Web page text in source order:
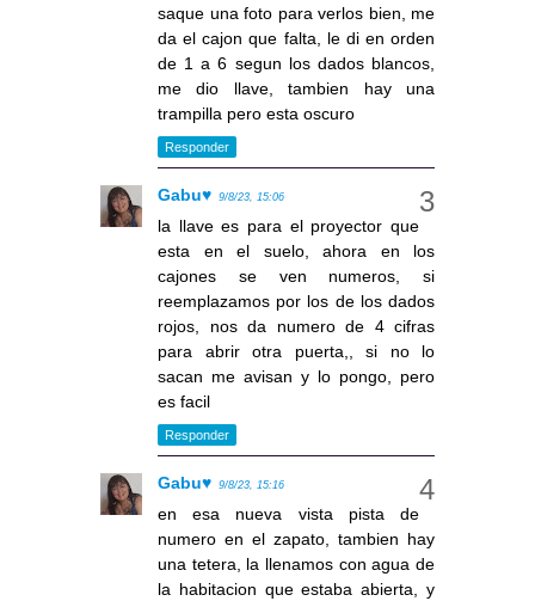
saque una foto para verlos bien, me
da el cajon que falta, le di en orden
de 1 a 6 segun los dados blancos,
me dio llave, tambien hay una
trampilla pero esta oscuro
Responder
Gabu♥ 9/8/23, 15:06
la llave es para el proyector que
esta en el suelo, ahora en los
cajones se ven numeros, si
reemplazamos por los de los dados
rojos, nos da numero de 4 cifras
para abrir otra puerta,, si no lo
sacan me avisan y lo pongo, pero
es facil
Responder
Gabu♥ 9/8/23, 15:16
en esa nueva vista pista de
numero en el zapato, tambien hay
una tetera, la llenamos con agua de
la habitacion que estaba abierta, y